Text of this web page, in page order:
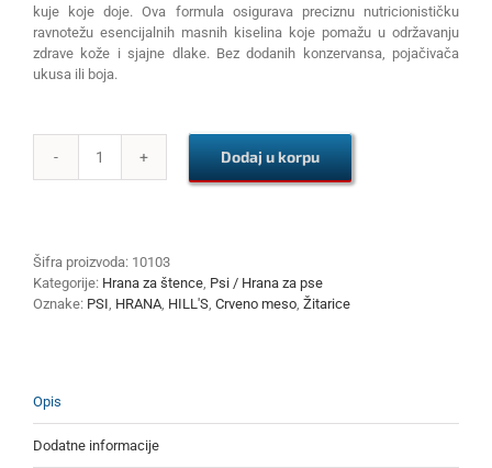
kuje koje doje. Ova formula osigurava preciznu nutricionističku
ravnotežu esencijalnih masnih kiselina koje pomažu u održavanju
zdrave kože i sjajne dlake. Bez dodanih konzervansa, pojačivača
ukusa ili boja.
HSPD
PIRINAČ
2.5kg
količina
Dodaj u korpu
Šifra proizvoda: 10103
Kategorije: Hrana za štence Psi / Hrana za pse
Oznake: PSI HRANA HILL'S Crveno meso Žitarice
Opis
Dodatne informacije